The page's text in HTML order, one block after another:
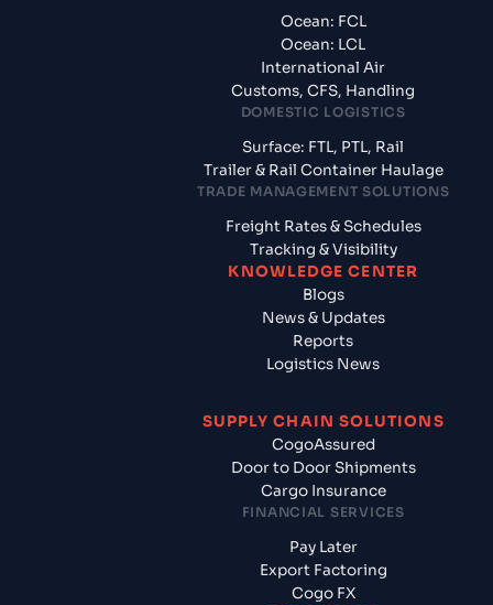
Ocean: FCL
Ocean: LCL
International Air
Customs, CFS, Handling
DOMESTIC LOGISTICS
Surface: FTL, PTL, Rail
Trailer & Rail Container Haulage
TRADE MANAGEMENT SOLUTIONS
Freight Rates & Schedules
Tracking & Visibility
KNOWLEDGE CENTER
Blogs
News & Updates
Reports
Logistics News
SUPPLY CHAIN SOLUTIONS
CogoAssured
Door to Door Shipments
Cargo Insurance
FINANCIAL SERVICES
Pay Later
Export Factoring
Cogo FX